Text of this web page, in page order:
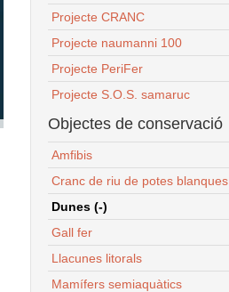
Projecte CRANC
Projecte naumanni 100
Projecte PeriFer
Projecte S.O.S. samaruc
Objectes de conservació
Amfibis
Cranc de riu de potes blanques
Dunes (-)
Gall fer
Llacunes litorals
Mamífers semiaquàtics